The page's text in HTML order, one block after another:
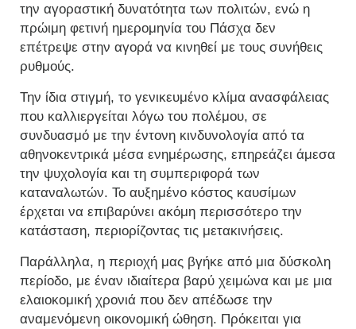
την αγοραστική δυνατότητα των πολιτών, ενώ η
πρώιμη φετινή ημερομηνία του Πάσχα δεν
επέτρεψε στην αγορά να κινηθεί με τους συνήθεις
ρυθμούς.
Την ίδια στιγμή, το γενικευμένο κλίμα ανασφάλειας
που καλλιεργείται λόγω του πολέμου, σε
συνδυασμό με την έντονη κινδυνολογία από τα
αθηνοκεντρικά μέσα ενημέρωσης, επηρεάζει άμεσα
την ψυχολογία και τη συμπεριφορά των
καταναλωτών. Το αυξημένο κόστος καυσίμων
έρχεται να επιβαρύνει ακόμη περισσότερο την
κατάσταση, περιορίζοντας τις μετακινήσεις.
Παράλληλα, η περιοχή μας βγήκε από μια δύσκολη
περίοδο, με έναν ιδιαίτερα βαρύ χειμώνα και με μια
ελαιοκομική χρονιά που δεν απέδωσε την
αναμενόμενη οικονομική ώθηση. Πρόκειται για